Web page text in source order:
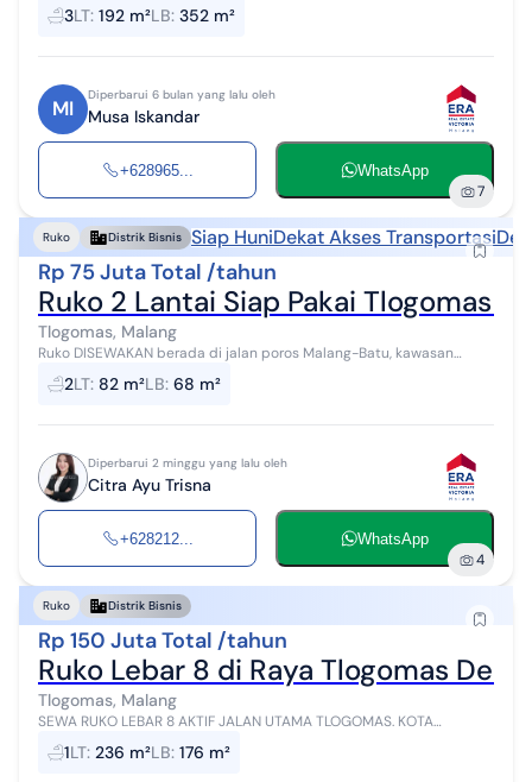
Menit ke Aparte...
3LT: 192 m²LB: 352 m²
MI
Diperbarui 6 bulan yang lalu oleh
Musa Iskandar
+628965... WhatsApp
7
Ruko Distrik Bisnis Siap HuniDekat Akses Transportasi
Rp 75 Juta Total /tahun
Ruko 2 Lantai Siap Pakai Tlogomas
Tlogomas, Malang
Ruko DISEWAKAN berada di jalan poros Malang-Batu, kawasan
bisnis Tlogomas, cocok untuk segala bisnis. Dekat Apartment
Begawan, RS UMM, Kampus UMM, ...
2LT: 82 m²LB: 68 m²
Diperbarui 2 minggu yang lalu oleh
Citra Ayu Trisna
+628212... WhatsApp
4
Ruko Distrik Bisnis
Rp 150 Juta Total /tahun
Ruko Lebar 8 di Raya Tlogomas
Tlogomas, Malang
SEWA RUKO LEBAR 8 AKTIF JALAN UTAMA TLOGOMAS. KOTA
MALANG JL RAYA TLOGOMAS - Malang LT 236 LB 176 KM 1 Dimensi 8
x 22 Listrik 5500 Rp 150.000.0...
1LT: 236 m²LB: 176 m²